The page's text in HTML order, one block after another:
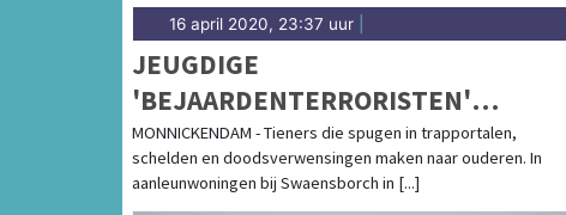
16 april 2020, 23:37 uur
JEUGDIGE
'BEJAARDENTERRORISTEN'
OPGEPAKT: "ZE ZOUDEN MIJ IN
MIJN GEZICHT SPUGEN"
MONNICKENDAM - Tieners die spugen in trapportalen,
schelden en doodsverwensingen maken naar ouderen. In
aanleunwoningen bij Swaensborch in [...]